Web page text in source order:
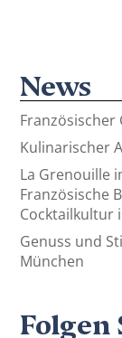
News
Französischer
Kulinarischer
La Grenouille
Französische
Cocktailkultur
Genuss und
München
Folgen